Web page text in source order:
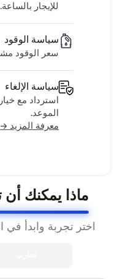
للإيجار بالساعة.
سياسة الوقود
سعر الوقود
سياسة الإلغاء
الموعد.
معرفة المزيد →
ماذا يمكنك
اختر تجربة وابدأ